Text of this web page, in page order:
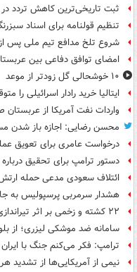
ثبت تاریخی‌ترین کاهش تردد
تنظیم قولنامه برای اسناد
شروع تلخ مدافع تیم ملی پس
امضای توافق دفاعی بین
۱۰ خوشحالی گل زودتر از موعد
ایتالیا خرید رادار اسرائیلی را
واردات نفت آمریکا از
محسن رضایی: اجازه باز شدن
درخواست عامری برای تعویق
دستور ترامپ برای تحقیق
ائتلاف سعودی مدعی حمله
هشدار سرمربی پرسپولیس به
۲۲ کشته و زخمی بر اثر تیراندازی در یک مدرسه در تایلند+ فیلم
سامانه ضد موشکی لیزری؛ از
ترامپ: فکر می‌کنم جنگ با
نیمی از آمریکایی‌ها از